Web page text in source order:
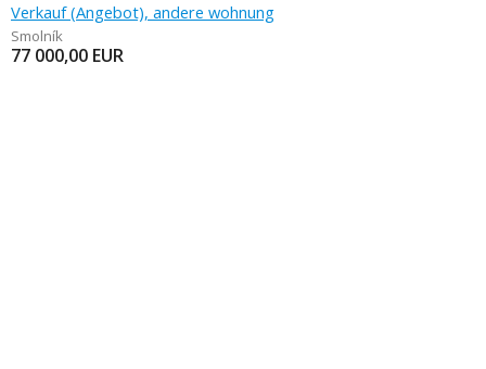
Verkauf (Angebot), andere wohnung
Smolník
77 000,00 EUR